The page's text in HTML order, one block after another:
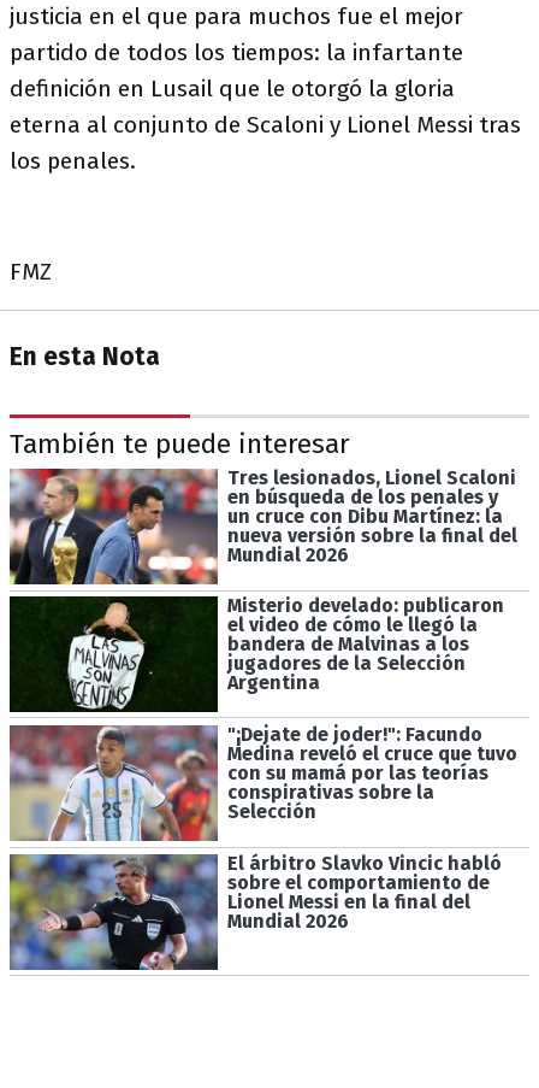
justicia en el que para muchos fue el mejor
partido de todos los tiempos: la infartante
definición en Lusail que le otorgó la gloria
eterna al conjunto de Scaloni y Lionel Messi tras
los penales.
FMZ
En esta Nota
También te puede interesar
Tres lesionados, Lionel Scaloni
en búsqueda de los penales y
un cruce con Dibu Martínez: la
nueva versión sobre la final del
Mundial 2026
Misterio develado: publicaron
el video de cómo le llegó la
bandera de Malvinas a los
jugadores de la Selección
Argentina
"¡Dejate de joder!": Facundo
Medina reveló el cruce que tuvo
con su mamá por las teorías
conspirativas sobre la
Selección
El árbitro Slavko Vincic habló
sobre el comportamiento de
Lionel Messi en la final del
Mundial 2026